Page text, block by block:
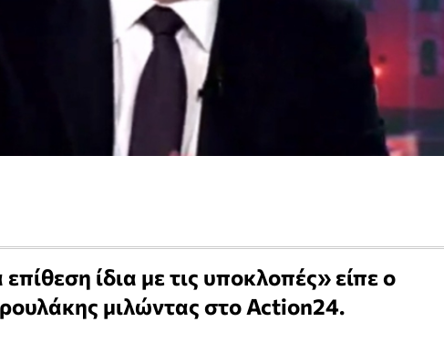
επίθεση ίδια με τις υποκλοπές» είπε ο
μιλώντας στο Action24.